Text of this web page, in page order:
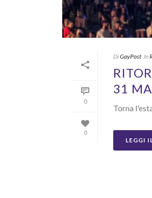
0
0
DiGayPost In
31
Torna
LEGGI